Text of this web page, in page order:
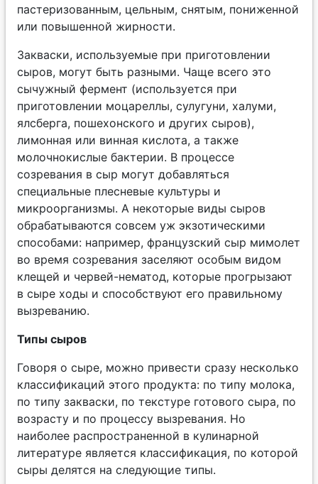
пастеризованным, цельным, снятым, пониженной
или повышенной жирности.
Закваски, используемые при приготовлении
сыров, могут быть разными. Чаще всего это
сычужный фермент (используется при
приготовлении моцареллы, сулугуни, халуми,
ялсберга, пошехонского и других сыров),
лимонная или винная кислота, а также
молочнокислые бактерии. В процессе
созревания в сыр могут добавляться
специальные плесневые культуры и
микроорганизмы. А некоторые виды сыров
обрабатываются совсем уж экзотическими
способами: например, французский сыр мимолет
во время созревания заселяют особым видом
клещей и червей-нематод, которые прогрызают
в сыре ходы и способствуют его правильному
вызреванию.
Типы сыров
Говоря о сыре, можно привести сразу несколько
классификаций этого продукта: по типу молока,
по типу закваски, по текстуре готового сыра, по
возрасту и по процессу вызревания. Но
наиболее распространенной в кулинарной
литературе является классификация, по которой
сыры делятся на следующие типы.